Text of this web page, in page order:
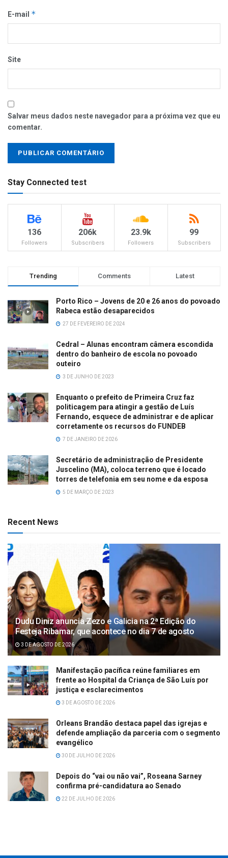
E-mail *
Site
Salvar meus dados neste navegador para a próxima vez que eu
comentar.
Stay Connected test
136
Followers
206k
Subscribers
23.9k
Followers
99
Subscribers
Trending Comments Latest
Porto Rico – Jovens de 20 e 26 anos do povoado
Rabeca estão desaparecidos
27 DE FEVEREIRO DE 2024
Cedral – Alunas encontram câmera escondida
dentro do banheiro de escola no povoado
outeiro
3 DE JUNHO DE 2023
Enquanto o prefeito de Primeira Cruz faz
politicagem para atingir a gestão de Luís
Fernando, esquece de administrar e de aplicar
corretamente os recursos do FUNDEB
7 DE JANEIRO DE 2026
Secretário de administração de Presidente
Juscelino (MA), coloca terreno que é locado
torres de telefonia em seu nome e da esposa
5 DE MARÇO DE 2023
Recent News
Dudu Diniz anuncia Zezo e Galicia na 2ª Edição do
Festeja Ribamar, que acontece no dia 7 de agosto
3 DE AGOSTO DE 2026
Manifestação pacífica reúne familiares em
frente ao Hospital da Criança de São Luís por
justiça e esclarecimentos
3 DE AGOSTO DE 2026
Orleans Brandão destaca papel das igrejas e
defende ampliação da parceria com o segmento
evangélico
30 DE JULHO DE 2026
Depois do “vai ou não vai”, Roseana Sarney
confirma pré-candidatura ao Senado
22 DE JULHO DE 2026